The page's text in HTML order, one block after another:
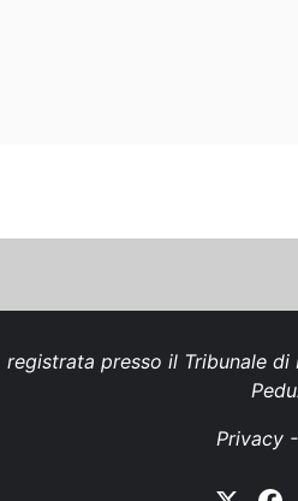
presso il Tribunale
Privacy-